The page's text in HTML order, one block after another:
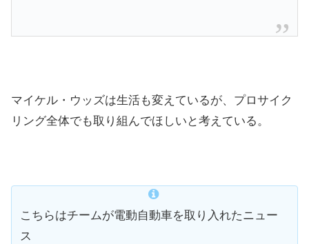
マイケル・ウッズは生活も変えているが、プロサイク
リング全体でも取り組んでほしいと考えている。
こちらはチームが電動自動車を取り入れたニュー
ス